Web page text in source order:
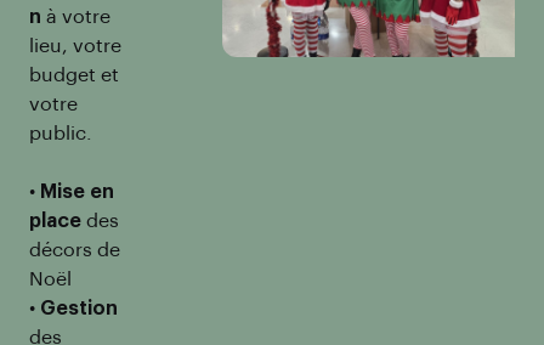
n à votre
lieu, votre
budget et
votre
public.
• Mise en
place des
décors de
Noël
• Gestion
des